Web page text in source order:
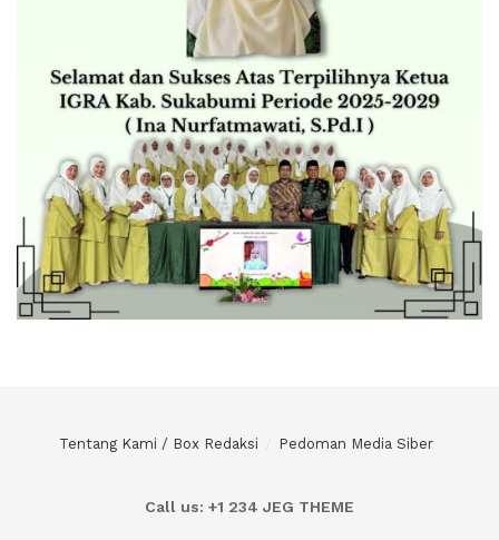
Tentang Kami / Box Redaksi Pedoman Media Siber
Call us: +1 234 JEG THEME